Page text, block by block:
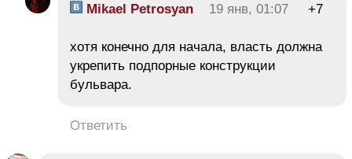
Mikael Petrosyan 19 янв, 01:07 +7
хотя конечно для начала, власть должна
укрепить подпорные конструкции
бульвара.
Ответить